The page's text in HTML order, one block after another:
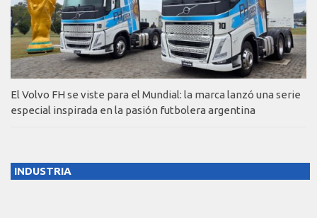
El Volvo FH se viste para el Mundial: la marca lanzó una serie
especial inspirada en la pasión futbolera argentina
INDUSTRIA